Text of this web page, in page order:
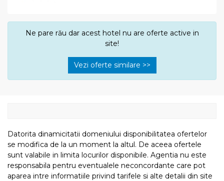
Ne pare rău dar acest hotel nu are oferte active in
site!
Vezi oferte similare >>
Datorita dinamicitatii domeniului disponibilitatea ofertelor
se modifica de la un moment la altul. De aceea ofertele
sunt valabile in limita locurilor disponibile. Agentia nu este
responsabila pentru eventualele neconcordante care pot
aparea intre informatiile privind tarifele si alte detalii din site